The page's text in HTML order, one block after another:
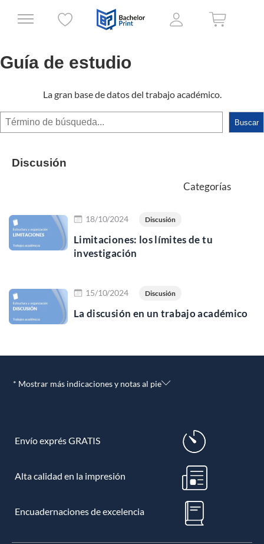
Guía de estudio
La gran base de datos del trabajo académico.
Buscar Buscar
Discusión
Categorías
18/10/2024 Discusión
Limitaciones: los límites de tu
investigación
15/10/2024 Discusión
La discusión en un trabajo académico
* Mostrar más indicaciones y notas al pie
Envío exprés GRATIS
Alta calidad en la impresión
Encuadernaciones de excelencia